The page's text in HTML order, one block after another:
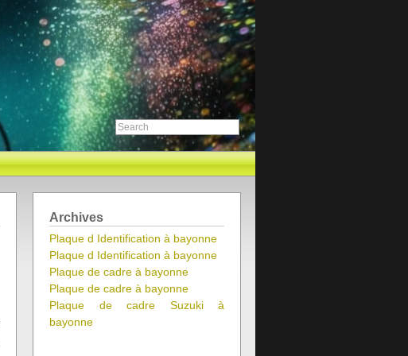
Archives
Plaque d Identification à bayonne
Plaque d Identification à bayonne
Plaque de cadre à bayonne
Plaque de cadre à bayonne
Plaque de cadre Suzuki à
bayonne